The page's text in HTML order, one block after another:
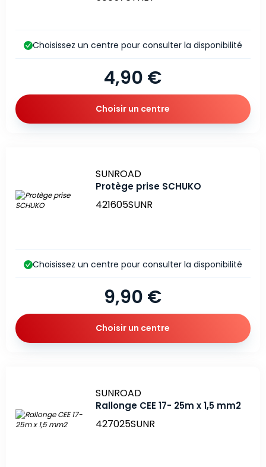
4,90 €
Choisissez un centre pour consulter la disponibilité
Choisir un centre
Marque
SUNROAD
Protège prise SCHUKO
421605SUNR
9,90 €
Choisissez un centre pour consulter la disponibilité
Choisir un centre
Marque
SUNROAD
Rallonge CEE 17- 25m x 1,5 mm2
427025SUNR